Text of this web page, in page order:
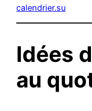
calendrier.su
Idées
au